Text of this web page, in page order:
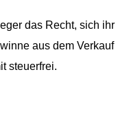
das Recht, sich ihr
aus dem Verkauf
steuerfrei.